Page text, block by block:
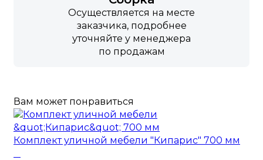
Осуществляется на месте
заказчика, подробнее
уточняйте у менеджера
по продажам
Вам может понравиться
Комплект уличной мебели "Кипарис" 700 мм